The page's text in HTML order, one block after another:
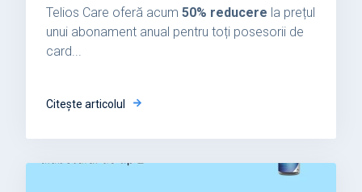
Telios Care oferă acum 50% reducere la prețul
unui abonament anual pentru toți posesorii de
card...
Citește articolul